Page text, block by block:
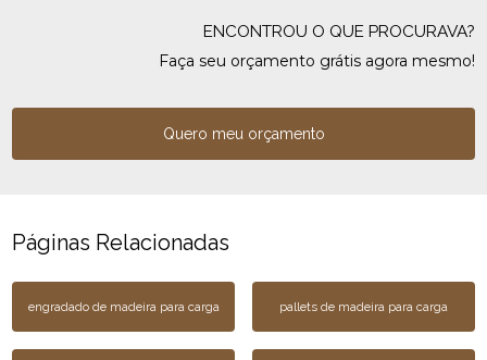
ENCONTROU O QUE PROCURAVA?
Faça seu orçamento grátis agora mesmo!
Quero meu orçamento
Páginas Relacionadas
engradado de madeira para carga pallets de madeira para carga